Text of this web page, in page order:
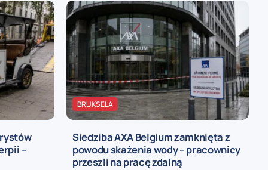
–
BRUKSELA
Siedziba AXA Belgium zamknięta z
powodu skażenia wody – pracownicy
przeszli na pracę zdalną